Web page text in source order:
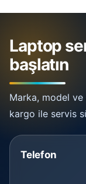
Laptop
başlatın
Marka, model ve
kargo ile servis
Telefon